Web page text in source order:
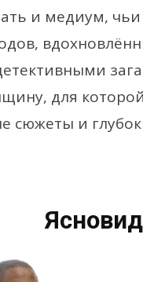
и медиум,
для
сюжеты и